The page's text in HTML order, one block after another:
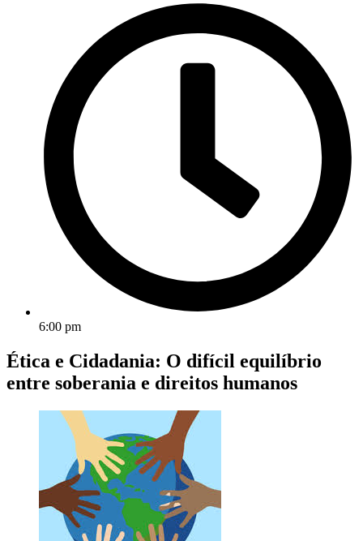
6:00 pm
Ética e Cidadania: O difícil equilíbrio
entre soberania e direitos humanos